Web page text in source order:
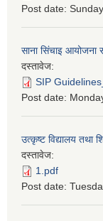
Post date:
साना सिंचाइ आयोजना
दस्तावेज:
SIP
Post date:
उत्कृष्ट विद्यालय तथा
दस्तावेज:
1.pdf
Post date: